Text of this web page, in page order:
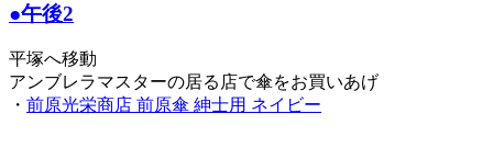
●午後2
平塚へ移動
アンブレラマスターの居る店で傘をお買いあげ
・ 前原光栄商店 前原傘 紳士用 ネイビー